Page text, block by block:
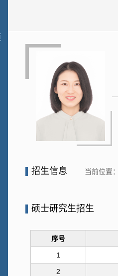
招生信息 当前位置：
硕士研究生招生
序号
1
2